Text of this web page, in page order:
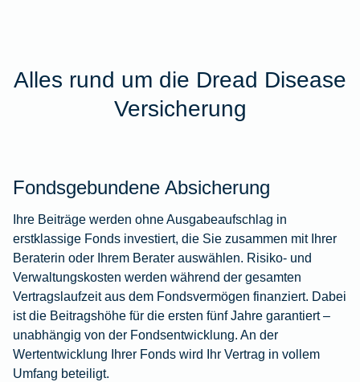
Alles rund um die Dread Disease
Versicherung
Fondsgebundene Absicherung
Ihre Beiträge werden ohne Ausgabeaufschlag in
erstklassige Fonds investiert, die Sie zusammen mit Ihrer
Beraterin oder Ihrem Berater auswählen. Risiko- und
Verwaltungskosten werden während der gesamten
Vertragslaufzeit aus dem Fondsvermögen finanziert. Dabei
ist die Beitragshöhe für die ersten fünf Jahre garantiert –
unabhängig von der Fondsentwicklung. An der
Wertentwicklung Ihrer Fonds wird Ihr Vertrag in vollem
Umfang beteiligt.